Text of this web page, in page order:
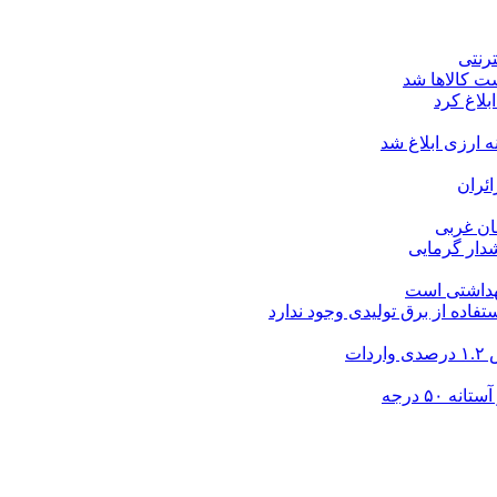
کالاها شد
کرد
ارزی ابلاغ شد
گرمایی
است
از برق تولیدی وجود ندارد
درجه